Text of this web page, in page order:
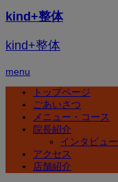
kind+整体
kind+整体
menu
トップページ
ごあいさつ
メニュー・コース
院長紹介
インタビュー
アクセス
店舗紹介